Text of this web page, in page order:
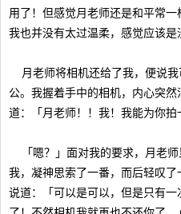
用了！但感觉月老师还是和平常
我也并没有太过温柔，感觉应该
月老师将相机还给了我，便说我
公。我握着手中的相机，内心突
道：「月老师！！我！我能为你拍
「嗯？」面对我的要求，月老师
我，凝神思索了一番，而后轻叹
说道：「可以是可以，但是只有